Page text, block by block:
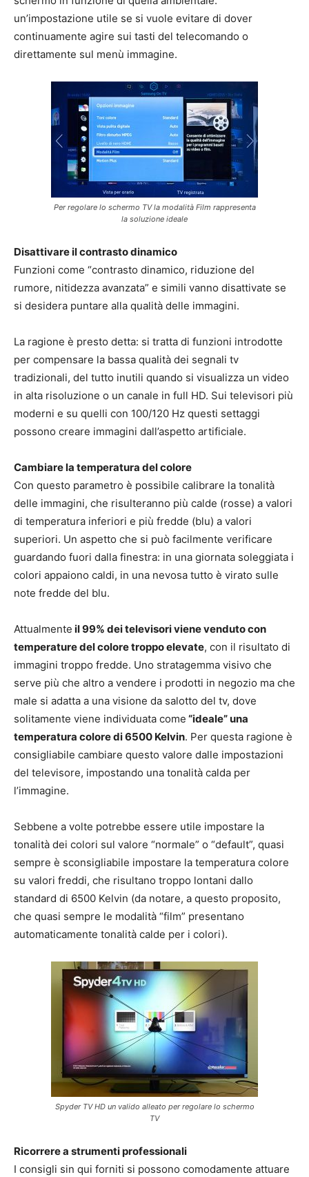
un’impostazione utile se si vuole evitare di dover
continuamente agire sui tasti del telecomando o
direttamente sul menù immagine.
Per regolare lo schermo TV la modalità Film rappresenta
la soluzione ideale
Disattivare il contrasto dinamico
Funzioni come “contrasto dinamico, riduzione del
rumore, nitidezza avanzata” e simili vanno disattivate se
si desidera puntare alla qualità delle immagini.
La ragione è presto detta: si tratta di funzioni introdotte
per compensare la bassa qualità dei segnali tv
tradizionali, del tutto inutili quando si visualizza un video
in alta risoluzione o un canale in full HD. Sui televisori più
moderni e su quelli con 100/120 Hz questi settaggi
possono creare immagini dall’aspetto artificiale.
Cambiare la temperatura del colore
Con questo parametro è possibile calibrare la tonalità
delle immagini, che risulteranno più calde (rosse) a valori
di temperatura inferiori e più fredde (blu) a valori
superiori. Un aspetto che si può facilmente verificare
guardando fuori dalla finestra: in una giornata soleggiata i
colori appaiono caldi, in una nevosa tutto è virato sulle
note fredde del blu.
Attualmente il 99% dei televisori viene venduto con
temperature del colore troppo elevate, con il risultato di
immagini troppo fredde. Uno stratagemma visivo che
serve più che altro a vendere i prodotti in negozio ma che
male si adatta a una visione da salotto del tv, dove
solitamente viene individuata come “ideale” una
temperatura colore di 6500 Kelvin. Per questa ragione è
consigliabile cambiare questo valore dalle impostazioni
del televisore, impostando una tonalità calda per
l’immagine.
Sebbene a volte potrebbe essere utile impostare la
tonalità dei colori sul valore “normale” o “default”, quasi
sempre è sconsigliabile impostare la temperatura colore
su valori freddi, che risultano troppo lontani dallo
standard di 6500 Kelvin (da notare, a questo proposito,
che quasi sempre le modalità “film” presentano
automaticamente tonalità calde per i colori).
Spyder TV HD un valido alleato per regolare lo schermo
TV
Ricorrere a strumenti professionali
I consigli sin qui forniti si possono comodamente attuare